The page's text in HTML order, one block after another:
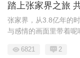
踏上张家界之旅
张家界，从3.8亿年的
与感情的画面里带着呢
6821 2